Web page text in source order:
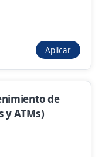
Aplicar
de
y ATMs)